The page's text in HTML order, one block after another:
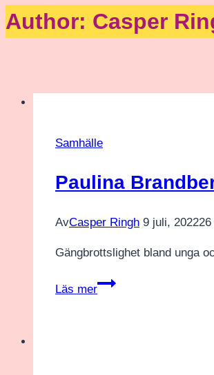
Author: Casper
Samhälle
Paulina
AvCasper Ringh 9 juli, 202226
Gängbrottslighet bland unga
Läs mer
Paulina